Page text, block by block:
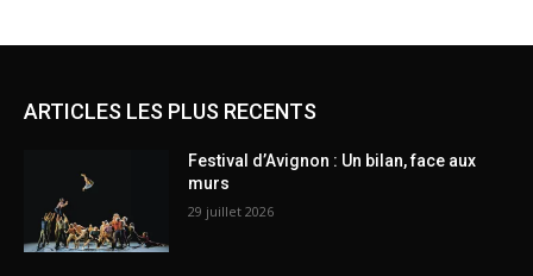
ARTICLES LES PLUS RECENTS
Festival d’Avignon : Un bilan, face aux
murs
29 juillet 2026